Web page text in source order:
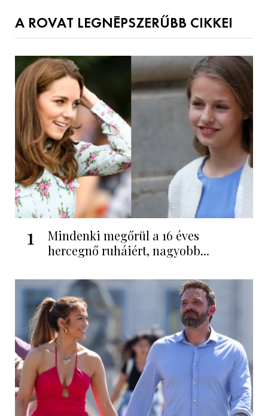
A ROVAT LEGNÉPSZERŰBB CIKKEI
1
Mindenki megőrül a 16 éves
hercegnő ruháiért, nagyobb...